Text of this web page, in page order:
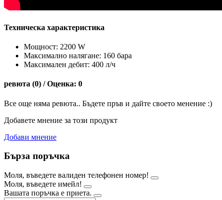
Техническа характеристика
Мощност: 2200 W
Максимално налягане: 160 бара
Максимален дебит: 400 л/ч
ревюта (0) / Оценка: 0
Все още няма ревюта.. Бъдете пръв и дайте своето менение :)
Добавете мнение за този продукт
Добави мнение
Бърза поръчка
Моля, въведете валиден телефонен номер!
Моля, въведете имейл!
Вашата поръчка е приета.